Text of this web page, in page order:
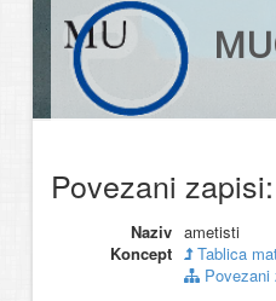
Povezani zapisi:
Naziv ametisti
Koncept
Tablica
Povezani